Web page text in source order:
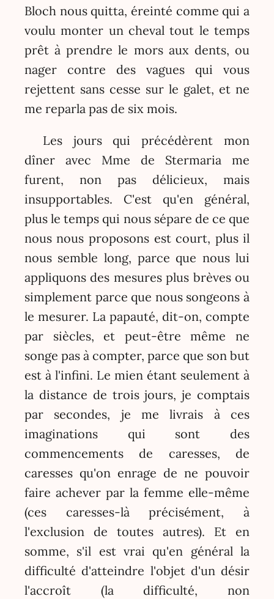
Bloch nous quitta, éreinté comme qui a
voulu monter un cheval tout le temps
prêt à prendre le mors aux dents, ou
nager contre des vagues qui vous
rejettent sans cesse sur le galet, et ne
me reparla pas de six mois.
Les jours qui précédèrent mon
dîner avec Mme de Stermaria me
furent, non pas délicieux, mais
insupportables. C'est qu'en général,
plus le temps qui nous sépare de ce que
nous nous proposons est court, plus il
nous semble long, parce que nous lui
appliquons des mesures plus brèves ou
simplement parce que nous songeons à
le mesurer. La papauté, dit-on, compte
par siècles, et peut-être même ne
songe pas à compter, parce que son but
est à l'infini. Le mien étant seulement à
la distance de trois jours, je comptais
par secondes, je me livrais à ces
imaginations qui sont des
commencements de caresses, de
caresses qu'on enrage de ne pouvoir
faire achever par la femme elle-même
(ces caresses-là précisément, à
l'exclusion de toutes autres). Et en
somme, s'il est vrai qu'en général la
difficulté d'atteindre l'objet d'un désir
l'accroît (la difficulté, non